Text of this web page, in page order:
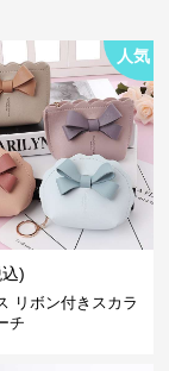
人気
)
リボン付きスカラ
チ